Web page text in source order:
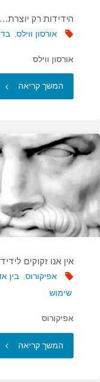
הידידות רק יוצרת…
אורסון ווילס,
אורסון ווילס
המשך קריאה
אין אנו זקוקים
אפיקורוס, בין
שימוש
אפיקורוס
המשך קריאה "אין